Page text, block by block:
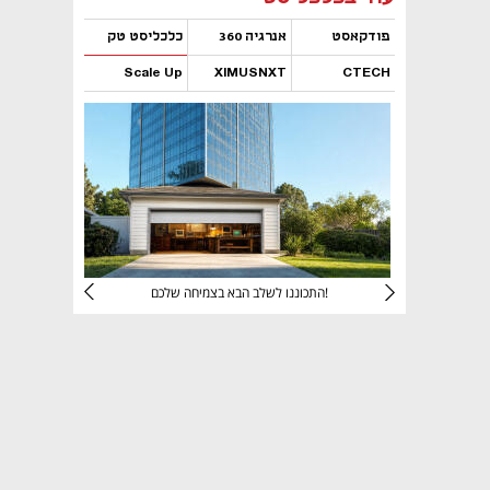
פודקאסט אנרגיה 360 כלכליסט טק
CTECH
XIMUSNXT
Scale Up
נפתח בכרטיסייה חדשה
התכוננו לשלב הבא בצמיחה שלכם!
נפתח בכרטיסייה חדשה